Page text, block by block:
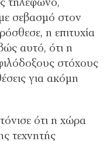
τηλέφωνο,
σεβασμό στον
η επιτυχία
αυτό, ότι η
στόχους
για ακόμη
ότι η χώρα
τεχνητής